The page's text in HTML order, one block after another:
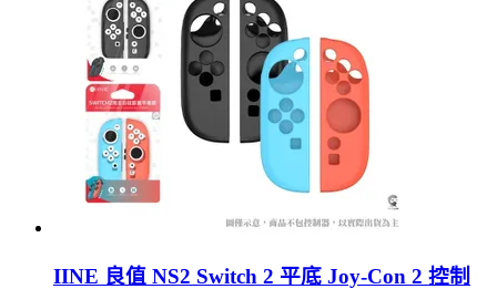
IINE 良值 NS2 Switch 2 平底 Joy-Con 2 控制